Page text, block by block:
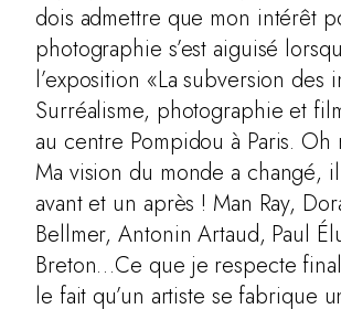
dois admettre que mon intérêt
photographie s’est aiguisé
l’exposition «La subversion des
Surréalisme, photographie et
au centre Pompidou à Paris. Oh
Ma vision du monde a changé,
avant et un après ! Man Ray,
Bellmer, Antonin Artaud, Paul
Breton…Ce que je respecte
le fait qu’un artiste se fabrique